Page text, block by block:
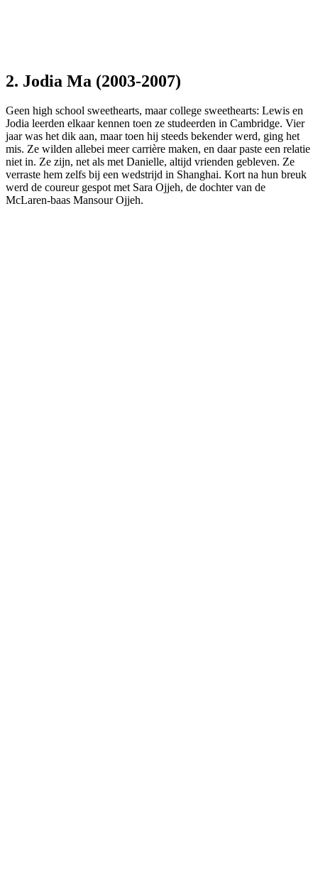
2. Jodia Ma (2003-2007)
Geen high school sweethearts, maar college sweethearts: Lewis en
Jodia leerden elkaar kennen toen ze studeerden in Cambridge. Vier
jaar was het dik aan, maar toen hij steeds bekender werd, ging het
mis. Ze wilden allebei meer carrière maken, en daar paste een relatie
niet in. Ze zijn, net als met Danielle, altijd vrienden gebleven. Ze
verraste hem zelfs bij een wedstrijd in Shanghai. Kort na hun breuk
werd de coureur gespot met Sara Ojjeh, de dochter van de
McLaren-baas Mansour Ojjeh.